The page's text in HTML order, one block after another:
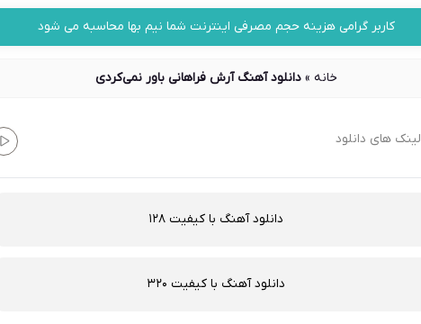
کاربر گرامی هزینه حجم مصرفی اینترنت شما نیم بها محاسبه می شود
خانه »دانلود آهنگ آرش فراهانی باور نمی‌کردی
لینک های دانلود
دانلود آهنگ با کیفیت 128
دانلود آهنگ با کیفیت 320